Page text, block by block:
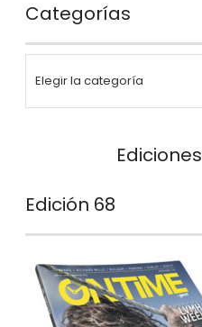
Categorías
Ediciones
Edición 68